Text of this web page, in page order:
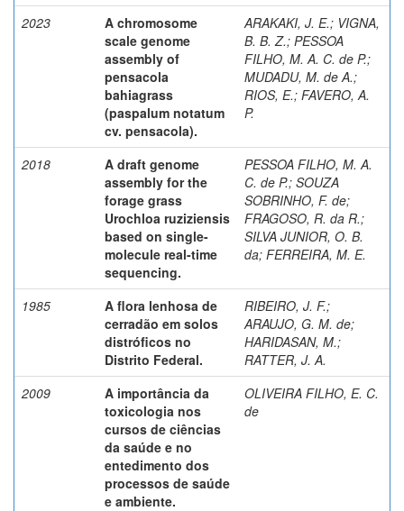
2023
A chromosome
scale genome
assembly of
pensacola
bahiagrass
(paspalum notatum
cv. pensacola).
ARAKAKI, J. E.; VIGNA,
B. B. Z.; PESSOA
FILHO, M. A. C. de P.;
MUDADU, M. de A.;
RIOS, E.; FAVERO, A.
P.
2018
A draft genome
assembly for the
forage grass
Urochloa ruziziensis
based on single-
molecule real-time
sequencing.
PESSOA FILHO, M. A.
C. de P.; SOUZA
SOBRINHO, F. de;
FRAGOSO, R. da R.;
SILVA JUNIOR, O. B.
da; FERREIRA, M. E.
1985
A flora lenhosa de
cerradão em solos
distróficos no
Distrito Federal.
RIBEIRO, J. F.;
ARAUJO, G. M. de;
HARIDASAN, M.;
RATTER, J. A.
2009
A importância da
toxicologia nos
cursos de ciências
da saúde e no
entedimento dos
processos de saúde
e ambiente.
OLIVEIRA FILHO, E. C.
de